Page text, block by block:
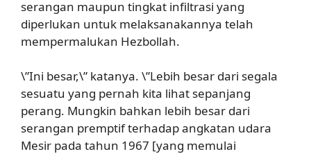
serangan maupun tingkat infiltrasi yang
diperlukan untuk melaksanakannya telah
mempermalukan Hezbollah.
\”Ini besar,\” katanya. \”Lebih besar dari segala
sesuatu yang pernah kita lihat sepanjang
perang. Mungkin bahkan lebih besar dari
serangan premptif terhadap angkatan udara
Mesir pada tahun 1967 [yang memulai